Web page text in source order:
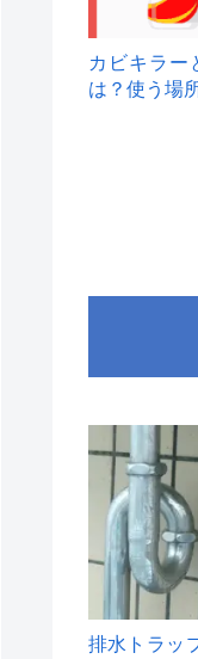
カビキラー
は？使う場
1
排水トラッ